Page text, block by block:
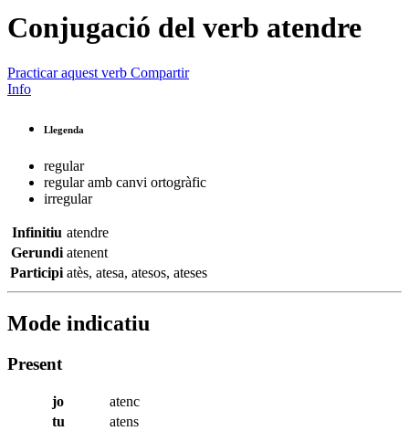
Conjugació del verb atendre
Practicar aquest verb Compartir
Info
Llegenda
regular
regular amb canvi ortogràfic
irregular
Infinitiu atendre
Gerundi atenent
Participi atès, atesa, atesos, ateses
Mode indicatiu
Present
jo
atenc
tu
atens